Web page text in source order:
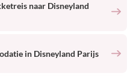
naar Disneyland
in Disneyland Parijs